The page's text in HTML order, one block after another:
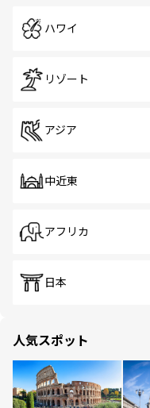
ハワイ
リゾート
アジア
中近東
アフリカ
日本
人気スポット